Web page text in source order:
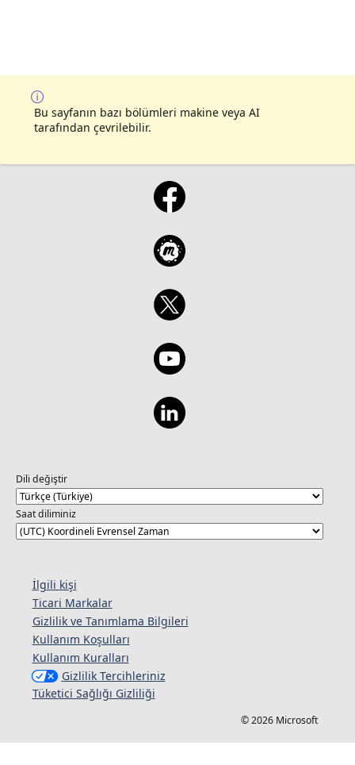
Bu sayfanın bazı bölümleri makine veya AI
tarafından çevrilebilir.
Dili değiştir
Saat diliminiz
İlgili kişi
Ticari Markalar
Gizlilik ve Tanımlama Bilgileri
Kullanım Koşulları
Kullanım Kuralları
Gizlilik Tercihleriniz
Tüketici Sağlığı Gizliliği
© 2026 Microsoft